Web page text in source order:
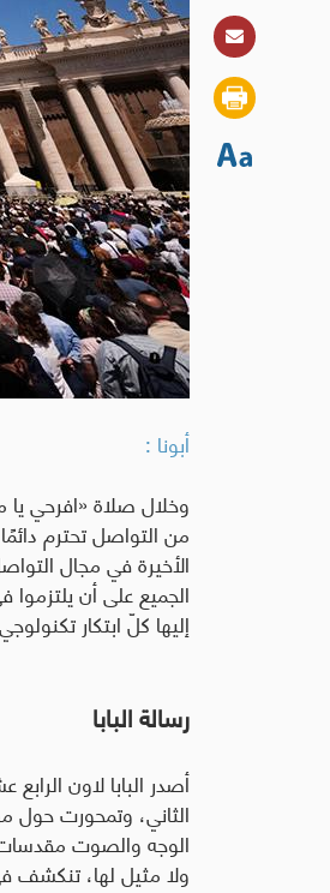
أبونا :
وخلال صلاة «افرحي يا
من التواصل تحترم
الأخيرة في مجال
الجميع على أن
إليها كلّ ابتكار
رسالة البابا
الثاني، وتمحورت حول
الوجه والصوت
ولا مثيل لها، تنكشف